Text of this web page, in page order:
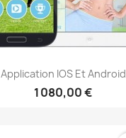
Application IOS Et Android
1 080,00 €